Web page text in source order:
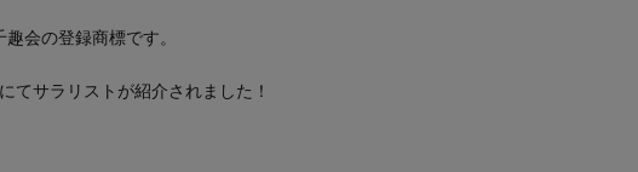
会の登録商標です。
てサラリストが紹介されました！